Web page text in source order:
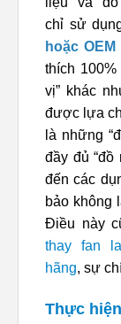
chỉ sử
hoặc
thích
vị” khác
được lựa
là những
đầy đủ “đồ
đến các
bảo không
Điều này
thay fan
hãng, sự
Thực